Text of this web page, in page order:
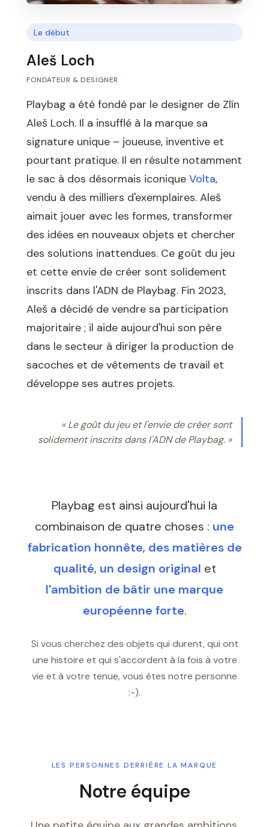
Le début
Aleš Loch
FONDATEUR & DESIGNER
Playbag a été fondé par le designer de Zlín
Aleš Loch. Il a insufflé à la marque sa
signature unique – joueuse, inventive et
pourtant pratique. Il en résulte notamment
le sac à dos désormais iconique Volta,
vendu à des milliers d'exemplaires. Aleš
aimait jouer avec les formes, transformer
des idées en nouveaux objets et chercher
des solutions inattendues. Ce goût du jeu
et cette envie de créer sont solidement
inscrits dans l'ADN de Playbag. Fin 2023,
Aleš a décidé de vendre sa participation
majoritaire ; il aide aujourd'hui son père
dans le secteur à diriger la production de
sacoches et de vêtements de travail et
développe ses autres projets.
« Le goût du jeu et l'envie de créer sont
solidement inscrits dans l'ADN de Playbag. »
Playbag est ainsi aujourd'hui la
combinaison de quatre choses : une
fabrication honnête, des matières de
qualité, un design original et
l'ambition de bâtir une marque
européenne forte.
Si vous cherchez des objets qui durent, qui ont
une histoire et qui s'accordent à la fois à votre
vie et à votre tenue, vous êtes notre personne
:-).
LES PERSONNES DERRIÈRE LA MARQUE
Notre équipe